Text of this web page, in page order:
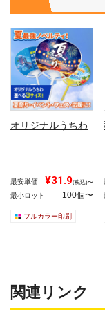
オリジナルうちわ
最安単価 ¥31.9(税込)〜
最小ロット 100個〜
フルカラー印刷
関連リンク